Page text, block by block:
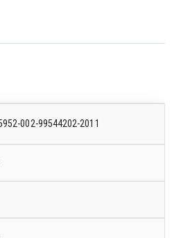
002-99544202-2011